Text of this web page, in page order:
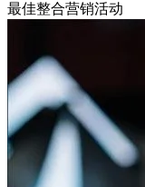
最佳整合营销活动